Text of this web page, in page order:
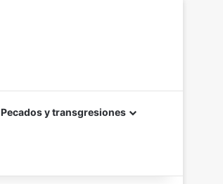
Pecados y transgresiones